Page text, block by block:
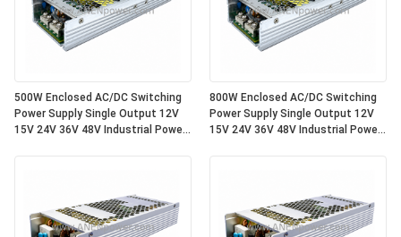
500W Enclosed AC/DC Switching
Power Supply Single Output 12V
15V 24V 36V 48V Industrial Power
800W Enclosed AC/DC Switching
Power Supply Single Output 12V
15V 24V 36V 48V Industrial Power